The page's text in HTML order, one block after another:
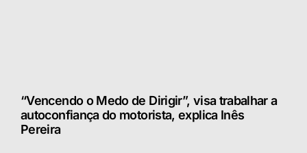
“Vencendo o Medo de Dirigir”, visa trabalhar a
autoconfiança do motorista, explica Inês
Pereira